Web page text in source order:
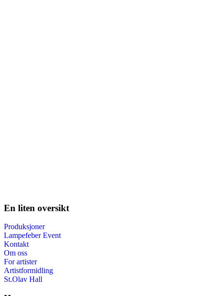
En liten oversikt
Produksjoner
Lampefeber Event
Kontakt
Om oss
For artister
Artistformidling
St.Olav Hall